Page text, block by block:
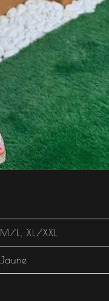
M/L XL/XXL
Jaune